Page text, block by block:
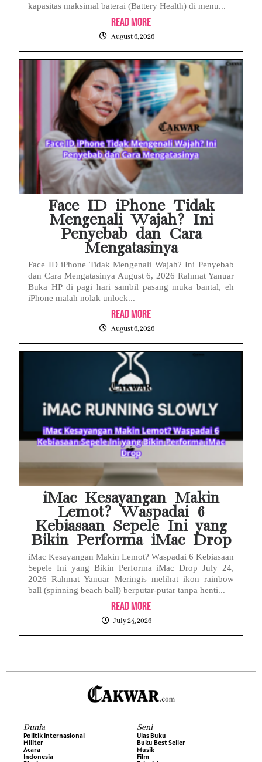
kapasitas maksimal baterai (Battery Health) di menu...
Read More
August 6, 2026
Face ID iPhone Tidak
Mengenali Wajah? Ini
Penyebab dan Cara
Mengatasinya
Face ID iPhone Tidak Mengenali Wajah? Ini Penyebab
dan Cara Mengatasinya August 6, 2026 Rahmat Yanuar
Buka HP di pagi hari sambil pasang muka bantal, eh
iPhone malah nolak unlock...
Read More
August 6, 2026
iMac Kesayangan Makin
Lemot? Waspadai 6
Kebiasaan Sepele Ini yang
Bikin Performa iMac Drop
iMac Kesayangan Makin Lemot? Waspadai 6 Kebiasaan
Sepele Ini yang Bikin Performa iMac Drop July 24,
2026 Rahmat Yanuar Meringis melihat ikon rainbow
ball (spinning beach ball) berputar-putar tanpa henti...
Read More
July 24, 2026
Dunia
Politik Internasional
Militer
Acara
Indonesia
Seni
Ulas Buku
Buku Best Seller
Musik
Film